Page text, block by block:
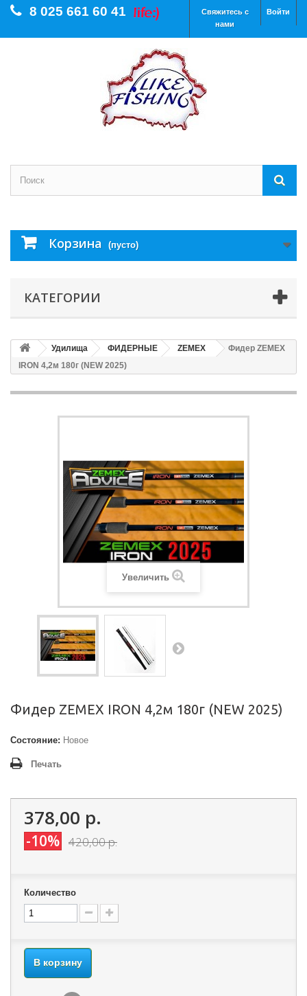
Войти
Свяжитесь с
нами
8 025 661 60 41
Корзина (пусто)
КАТЕГОРИИ
Удилища ФИДЕРНЫЕ ZEMEX
Фидер ZEMEX
IRON 4,2м 180г (NEW 2025)
Увеличить
Фидер ZEMEX IRON 4,2м 180г (NEW 2025)
Состояние: Новое
Печать
378,00 р.
-10% 420,00 р.
Количество
В корзину